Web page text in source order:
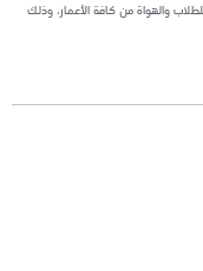
والهواة من كافة الأعمار، وذلك